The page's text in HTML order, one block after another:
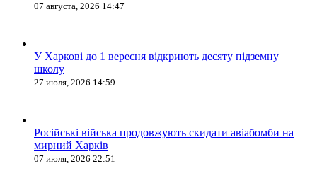
07 августа, 2026 14:47
У Харкові до 1 вересня відкриють десяту підземну
школу
27 июля, 2026 14:59
Російські війська продовжують скидати авіабомби на
мирний Харків
07 июля, 2026 22:51